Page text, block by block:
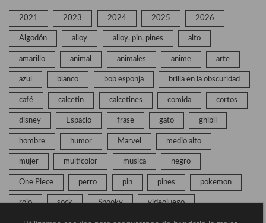
2021 2023 2024 2025 2026
Algodón alloy alloy, pin, pines alto
amarillo animal animales anime arte
azul blanco bob esponja brilla en la obscuridad
café calcetin calcetines comida cortos
disney Espacio frase gato ghibli
hombre humor Marvel medio alto
mujer multicolor musica negro
One Piece perro pin pines pokemon
rojo sock Spooky videojuego